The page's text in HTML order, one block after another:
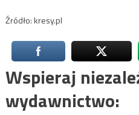
Źródło: kresy.pl
Wspieraj
wydawnictwo: